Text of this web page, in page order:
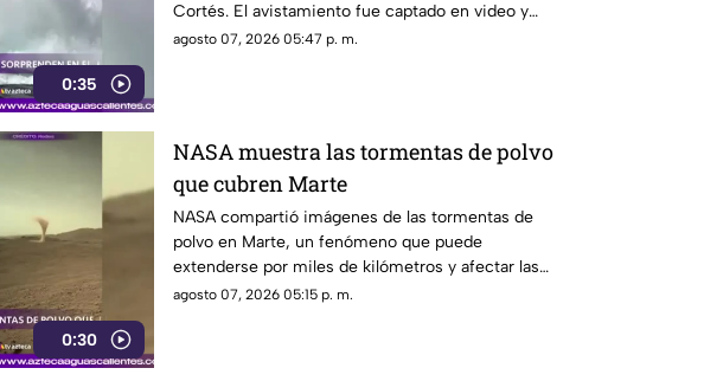
0:35
Cortés. El avistamiento fue captado en video y
sorprendió a los visitantes.
agosto 07, 2026 05:47 p. m.
0:30
NASA muestra las tormentas de polvo
que cubren Marte
NASA compartió imágenes de las tormentas de
polvo en Marte, un fenómeno que puede
extenderse por miles de kilómetros y afectar las
misiones de exploración
agosto 07, 2026 05:15 p. m.